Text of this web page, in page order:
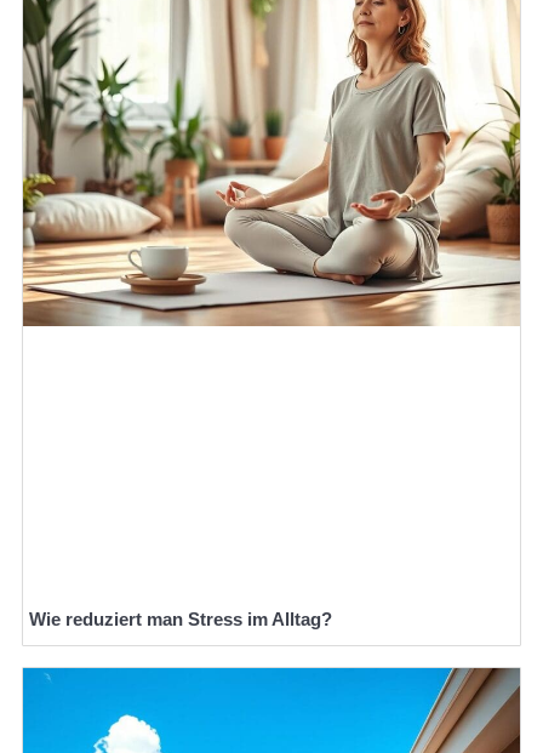
Wie reduziert man Stress im Alltag?